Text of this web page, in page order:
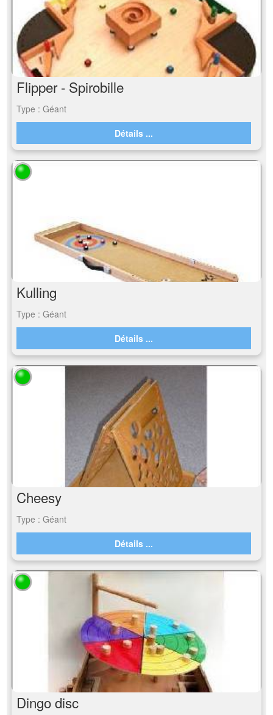
Flipper - Spirobille
Type : Géant
Détails ...
Kulling
Type : Géant
Détails ...
Cheesy
Type : Géant
Détails ...
Dingo disc